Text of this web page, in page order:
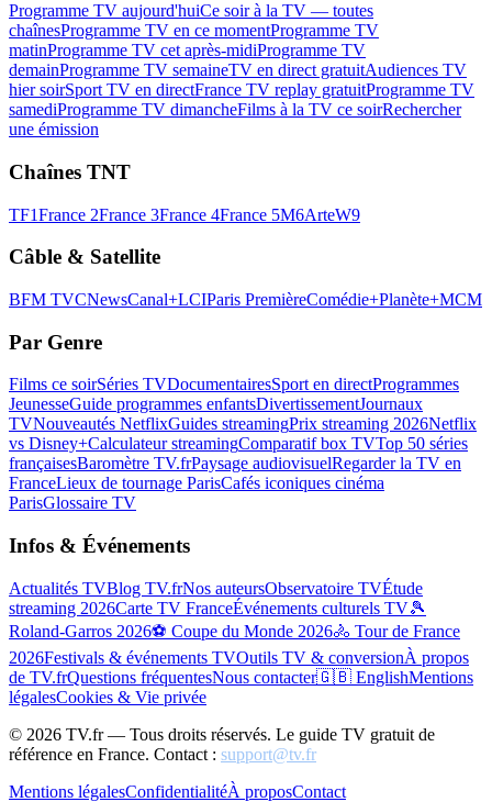
Programme TV aujourd'huiCe soir à la TV — toutes
chaînesProgramme TV en ce momentProgramme TV
matinProgramme TV cet après-midiProgramme TV
demainProgramme TV semaineTV en direct gratuitAudiences TV
hier soirSport TV en directFrance TV replay gratuitProgramme TV
samediProgramme TV dimancheFilms à la TV ce soirRechercher
une émission
Chaînes TNT
TF1France 2France 3France 4France 5M6ArteW9
Câble & Satellite
BFM TVCNewsCanal+LCIParis PremièreComédie+Planète+MCM
Par Genre
Films ce soirSéries TVDocumentairesSport en directProgrammes
JeunesseGuide programmes enfantsDivertissementJournaux
TVNouveautés NetflixGuides streamingPrix streaming 2026Netflix
vs Disney+Calculateur streamingComparatif box TVTop 50 séries
françaisesBaromètre TV.frPaysage audiovisuelRegarder la TV en
FranceLieux de tournage ParisCafés iconiques cinéma
ParisGlossaire TV
Infos & Événements
Actualités TVBlog TV.frNos auteursObservatoire TVÉtude
streaming 2026Carte TV FranceÉvénements culturels TV🎾
Roland-Garros 2026⚽ Coupe du Monde 2026🚴 Tour de France
2026Festivals & événements TVOutils TV & conversionÀ propos
de TV.frQuestions fréquentesNous contacter🇬🇧 EnglishMentions
légalesCookies & Vie privée
© 2026 TV.fr — Tous droits réservés. Le guide TV gratuit de
référence en France. Contact : support@tv.fr
Mentions légalesConfidentialitéÀ proposContact